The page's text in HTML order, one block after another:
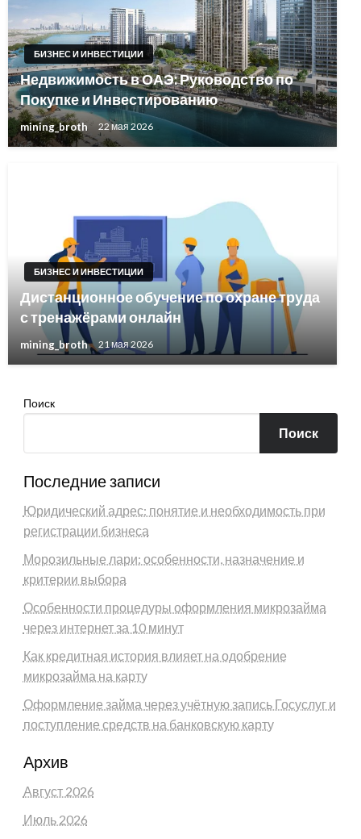
БИЗНЕС И ИНВЕСТИЦИИ
Недвижимость в ОАЭ: Руководство по
Покупке и Инвестированию
mining_broth 22 мая 2026
БИЗНЕС И ИНВЕСТИЦИИ
Дистанционное обучение по охране труда
с тренажёрами онлайн
mining_broth 21 мая 2026
Поиск
Поиск
Последние записи
Юридический адрес: понятие и необходимость при
регистрации бизнеса
Морозильные лари: особенности, назначение и
критерии выбора
Особенности процедуры оформления микрозайма
через интернет за 10 минут
Как кредитная история влияет на одобрение
микрозайма на карту
Оформление займа через учётную запись Госуслуг и
поступление средств на банковскую карту
Архив
Август 2026
Июль 2026